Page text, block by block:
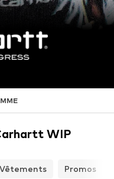
WIP
Vêtements Promos